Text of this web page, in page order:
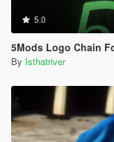
5.0
5Mods Logo Chain
By Isthatriver